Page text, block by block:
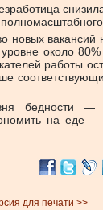
новых вакансий
около
работы
бедности
на еде
для печати >>